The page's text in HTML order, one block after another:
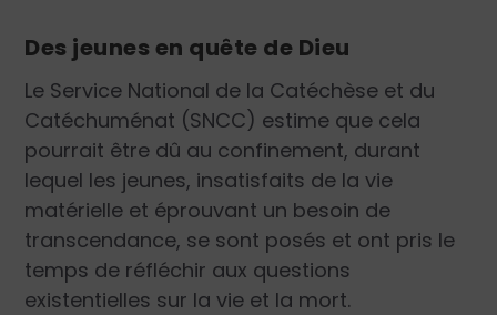
Des jeunes en quête de Dieu
Le Service National de la Catéchèse et du
Catéchuménat (SNCC) estime que cela
pourrait être dû au confinement, durant
lequel les jeunes, insatisfaits de la vie
matérielle et éprouvant un besoin de
transcendance, se sont posés et ont pris le
temps de réfléchir aux questions
existentielles sur la vie et la mort.